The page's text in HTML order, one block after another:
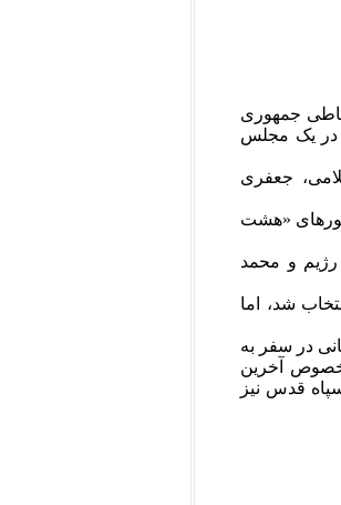
جمهوری
ظاهراً در یک مجلس
اسلامی، جعفری
«هشت
رژیم و محمد
۱۳۸۷ به ریاست دفتر او انتخاب شد، اما
در سفر به
خصوص آخرین
قدس نیز